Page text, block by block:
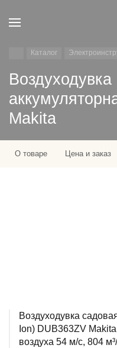
Каталог
Makita
О товаре Цена и заказ
Воздуходувка
Ion) DUB363ZV Makita
воздуха 54 м/с, 804